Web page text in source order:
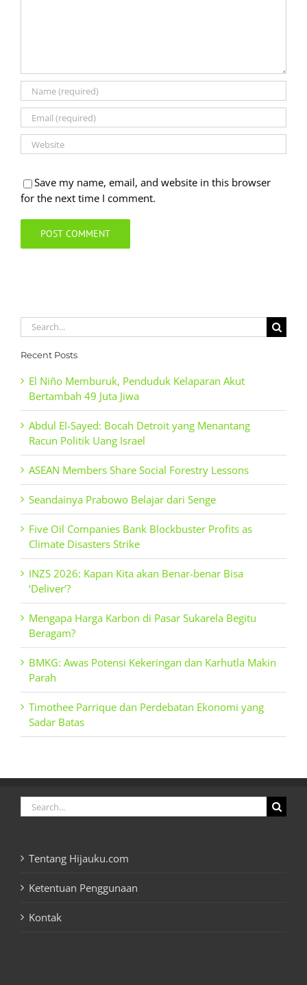
Save my name, email, and website in this browser
for the next time I comment.
Search
for:
Recent Posts
El Niño Memburuk, Penduduk Kelaparan Akut
Bertambah 49 Juta Jiwa
Abdul El-Sayed: Bocah Detroit yang Menantang
Racun Politik Uang Israel
ASEAN Members Share Social Forestry Lessons
Seandainya Prabowo Belajar dari Senge
Five Oil Companies Bank Blockbuster Profits as
Climate Disasters Strike
INZS 2026: Kapan Kita akan Benar-benar Bisa
‘Deliver’?
Mengapa Harga Karbon di Pasar Sukarela Begitu
Beragam?
BMKG: Awas Potensi Kekeringan dan Karhutla Makin
Parah
Timothee Parrique dan Perdebatan Ekonomi yang
Sadar Batas
Search
for:
Tentang Hijauku.com
Ketentuan Penggunaan
Kontak